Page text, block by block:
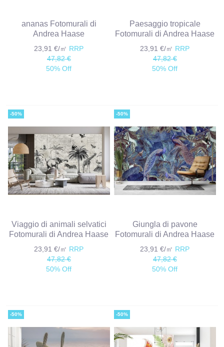
ananas Fotomurali di
Andrea Haase
23,91 €/㎡ RRP
47,82 €
50% Off
Paesaggio tropicale
Fotomurali di Andrea Haase
23,91 €/㎡ RRP
47,82 €
50% Off
-50%
Viaggio di animali selvatici
Fotomurali di Andrea Haase
23,91 €/㎡ RRP
47,82 €
50% Off
-50%
Giungla di pavone
Fotomurali di Andrea Haase
23,91 €/㎡ RRP
47,82 €
50% Off
-50% -50%